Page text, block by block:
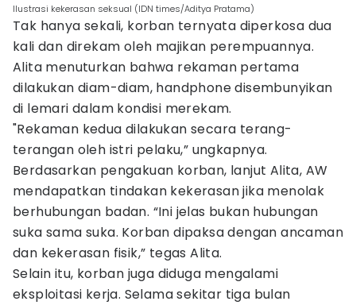
Ilustrasi kekerasan seksual (IDN times/Aditya Pratama)
Tak hanya sekali, korban ternyata diperkosa dua
kali dan direkam oleh majikan perempuannya.
Alita menuturkan bahwa rekaman pertama
dilakukan diam-diam, handphone disembunyikan
di lemari dalam kondisi merekam.
"Rekaman kedua dilakukan secara terang-
terangan oleh istri pelaku,” ungkapnya.
Berdasarkan pengakuan korban, lanjut Alita, AW
mendapatkan tindakan kekerasan jika menolak
berhubungan badan. “Ini jelas bukan hubungan
suka sama suka. Korban dipaksa dengan ancaman
dan kekerasan fisik,” tegas Alita.
Selain itu, korban juga diduga mengalami
eksploitasi kerja. Selama sekitar tiga bulan